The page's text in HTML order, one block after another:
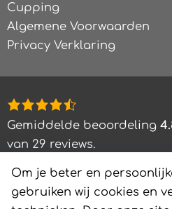
Cupping
Algemene Voorwaarden
Privacy Verklaring
4,8
rating
based
12.345
ratings
Gemiddelde beoordeling
van 29 reviews.
© 2026 MEJALE -VRIENDIN VAN
Om je beter en
gebruiken wij cookies en